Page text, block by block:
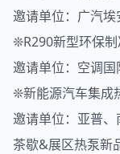
邀请单位：广汽埃
❊R290新型环保
邀请单位：空调
❊新能源汽车集成
邀请单位：亚普、
茶歇&展区热泵新